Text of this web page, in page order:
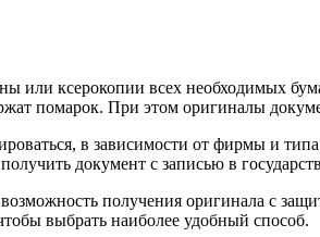
или ксерокопии всех необходимых
помарок. При этом оригиналы
в зависимости от фирмы и
документ с записью в
получения оригинала с
выбрать наиболее удобный способ.